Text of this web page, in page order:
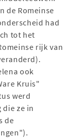
de Romeinse
had
tot het
rijk van
ook
Kruis"
werd
ze in
de